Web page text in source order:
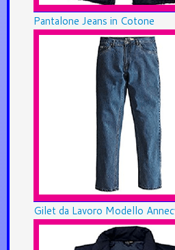
Pantalone Jeans in Cotone
Gilet da Lavoro Modello